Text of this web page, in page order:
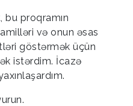
bu proqramın
və onun əsas
göstərmək üçün
istərdim. İcazə